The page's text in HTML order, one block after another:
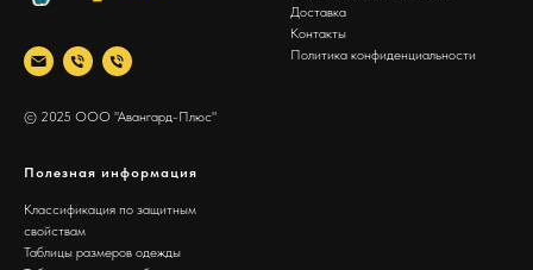
© 2025 ООО "Авангард-Плюс"
Доставка
Контакты
Политика конфиденциальности
Полезная информация
Классификация по защитным
свойствам
Таблицы размеров одежды